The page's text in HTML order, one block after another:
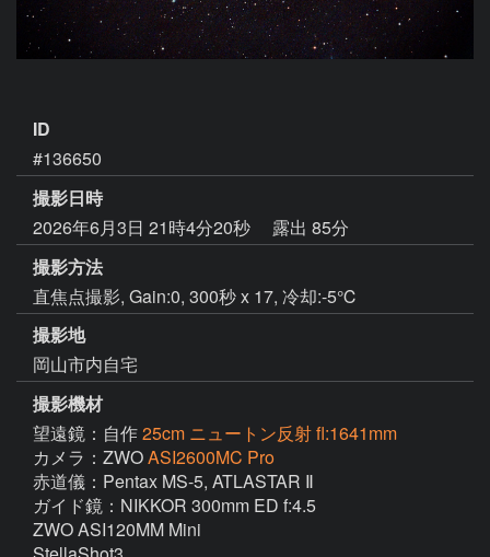
ID
#136650
撮影日時
2026年6月3日 21時4分20秒
露出 85分
撮影方法
直焦点撮影, Gain:0, 300秒 x 17, 冷却:-5℃
撮影地
岡山市内自宅
撮影機材
望遠鏡：自作25cm ニュートン反射 fl:1641mm
カメラ：ZWOASI2600MC Pro
赤道儀：Pentax MS-5, ATLASTAR Ⅱ
ガイド鏡：NIKKOR 300mm ED f:4.5
ZWO ASI120MM Mini